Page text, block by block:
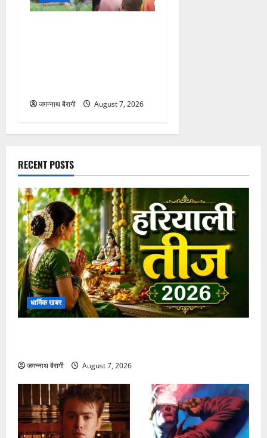
छत्तीसगढ़:शावक की मौत से
बौखलाई मादा भालू का खूनी
तांडव, एक-एक कर तीन भाई-
बहनों को नोचा; दो की दर्दनाक
मौत…
जगन्नाथ बैरागी August 7, 2026
RECENT POSTS
धार्मिक खबर